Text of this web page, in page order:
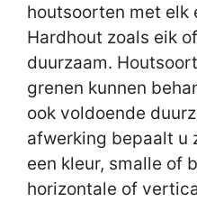
houtsoorten met elk
Hardhout zoals eik
duurzaam.
grenen kunnen
ook voldoende
afwerking bepaalt u
een kleur, smalle of
horizontale of